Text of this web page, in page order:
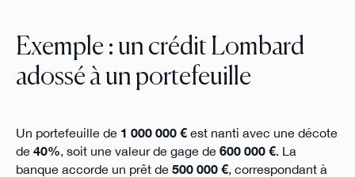
Exemple : un crédit Lombard
adossé à un portefeuille
Un portefeuille de 1 000 000 €est nanti avec une décote
de 40% , soit une valeur de gage de 600 000 €. La
banque accorde un prêt de 500 000 €, correspondant à